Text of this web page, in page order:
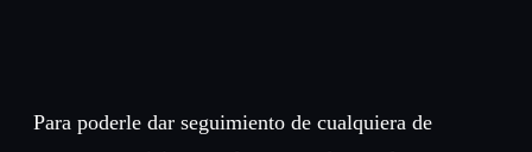
Para poderle dar seguimiento de cualquiera de